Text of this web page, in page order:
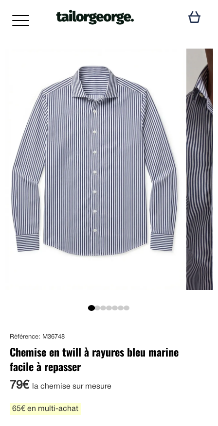
Référence: M36748
Chemise en twill à rayures bleu marine
facile à repasser
79€ la chemise sur mesure
65€ en multi-achat